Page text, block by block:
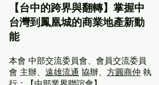
【台中的跨界與翻轉】 掌握中
台灣到鳳凰城的商業地產新動
能
本會 中部交流委員會、會員交流委員
會 主辦、 遠雄流通 協辦、 方圓商仲 執